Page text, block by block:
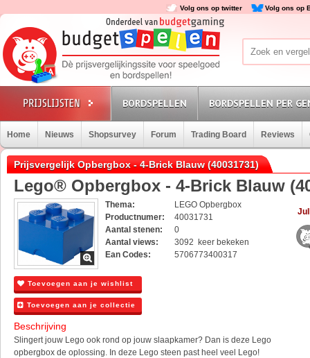
Volg ons op twitter Volg ons op
BORDSPELLEN BORDSPELLEN PER
Home Nieuws Shopsurvey Forum Trading Board Reviews
Prijsvergelijk Opbergbox - 4-Brick Blauw (40031731)
Lego® Opbergbox - 4-Brick Blauw
Thema:
LEGO Opbergbox
Productnumer:
40031731
Aantal stenen:
0
Aantal views:
3092 keer bekeken
Ean Codes:
5706773400317
Toevoegen aan je wishlist
Toevoegen aan je collectie
Beschrijving
Slingert jouw Lego ook rond op jouw slaapkamer? Dan is deze Lego
opbergbox de oplossing. In deze Lego steen past heel veel Lego!